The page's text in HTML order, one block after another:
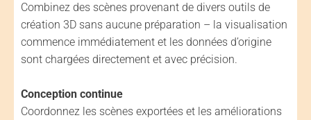
Combinez des scènes provenant de divers outils de
création 3D sans aucune préparation – la visualisation
commence immédiatement et les données d’origine
sont chargées directement et avec précision.
Conception continue
Coordonnez les scènes exportées et les améliorations